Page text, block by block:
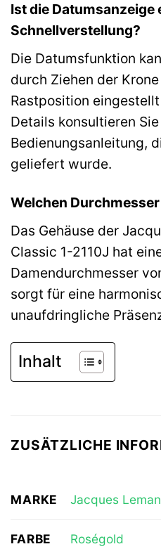
Ist die Datumsanzeige
Schnellverstellung?
Die Datumsfunktion
durch Ziehen der
Rastposition
Details konsultieren
Bedienungsanleitung,
geliefert wurde.
Welchen
Das Gehäuse der
Classic 1-2110J hat
Damendurchmesser
sorgt für eine
unaufdringliche
Inhalt
ZUSÄTZLICHE
MARKE Jacques
FARBE Roségold